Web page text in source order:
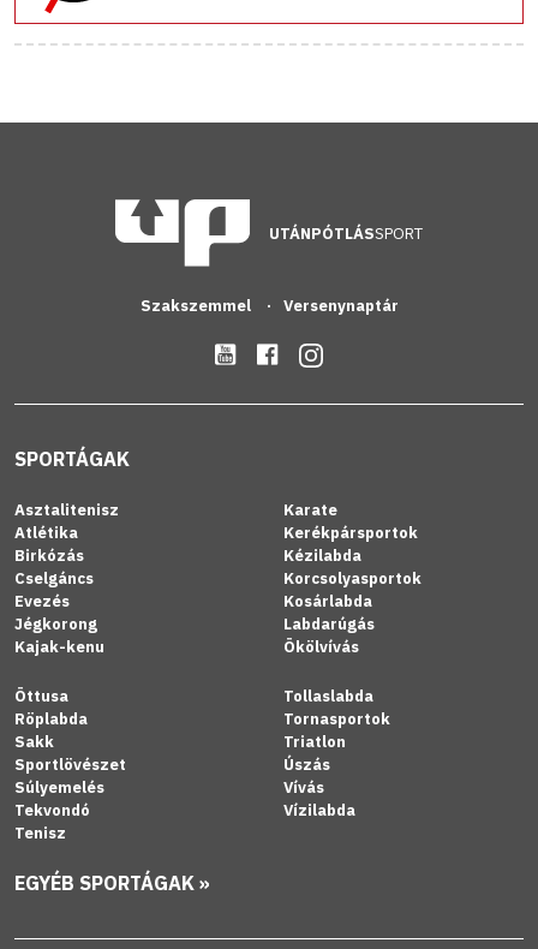
UTÁNPÓTLÁSSPORT
Szakszemmel Versenynaptár
SPORTÁGAK
Asztalitenisz
Atlétika
Birkózás
Cselgáncs
Evezés
Jégkorong
Kajak-kenu
Karate
Kerékpársportok
Kézilabda
Korcsolyasportok
Kosárlabda
Labdarúgás
Ökölvívás
Öttusa
Röplabda
Sakk
Sportlövészet
Súlyemelés
Tekvondó
Tenisz
Tollaslabda
Tornasportok
Triatlon
Úszás
Vívás
Vízilabda
EGYÉB SPORTÁGAK »